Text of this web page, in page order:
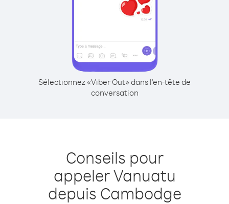
Sélectionnez «Viber Out» dans l'en-tête de
conversation
Conseils pour
appeler Vanuatu
depuis Cambodge